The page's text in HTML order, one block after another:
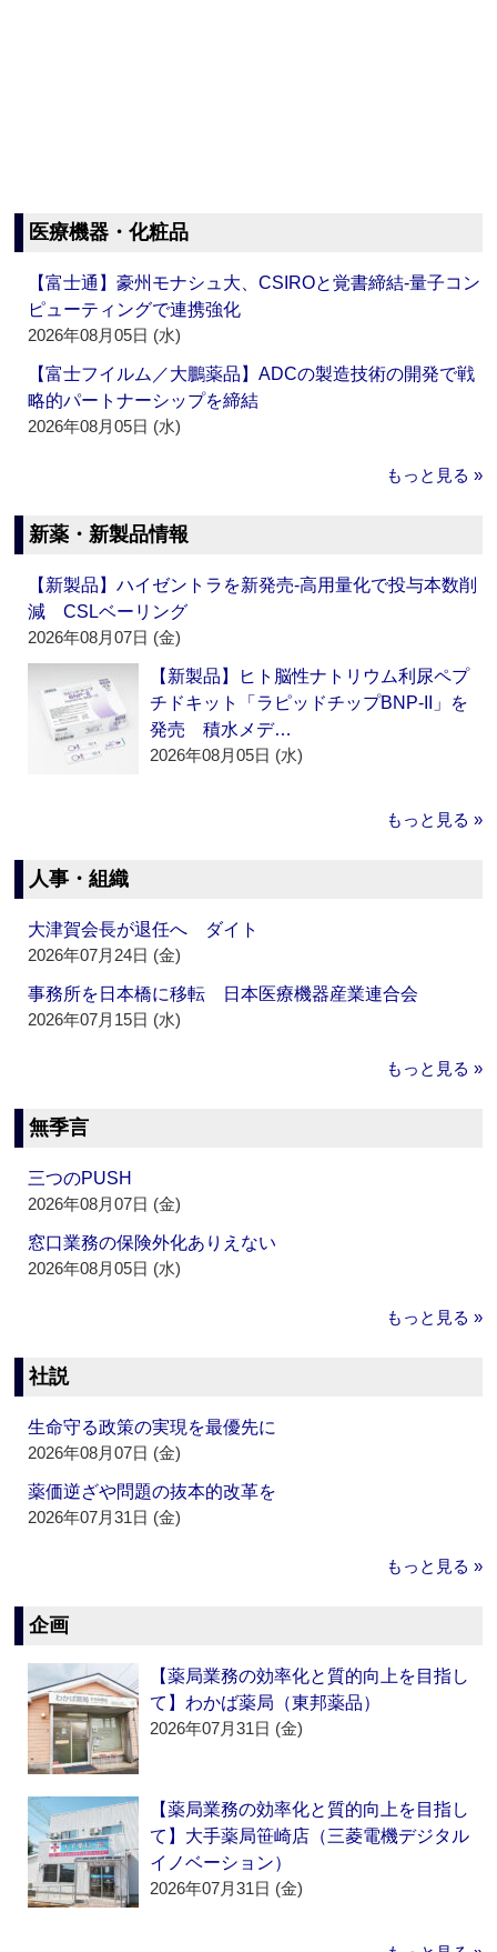
医療機器・化粧品
【富士通】豪州モナシュ大、CSIROと覚書締結‐量子コン
ピューティングで連携強化
2026年08月05日 (水)
【富士フイルム／大鵬薬品】ADCの製造技術の開発で戦
略的パートナーシップを締結
2026年08月05日 (水)
もっと見る »
新薬・新製品情報
【新製品】ハイゼントラを新発売‐高用量化で投与本数削
減 CSLベーリング
2026年08月07日 (金)
【新製品】ヒト脳性ナトリウム利尿ペプ
チドキット「ラピッドチップBNP-II」を
発売 積水メデ…
2026年08月05日 (水)
もっと見る »
人事・組織
大津賀会長が退任へ ダイト
2026年07月24日 (金)
事務所を日本橋に移転 日本医療機器産業連合会
2026年07月15日 (水)
もっと見る »
無季言
三つのPUSH
2026年08月07日 (金)
窓口業務の保険外化ありえない
2026年08月05日 (水)
もっと見る »
社説
生命守る政策の実現を最優先に
2026年08月07日 (金)
薬価逆ざや問題の抜本的改革を
2026年07月31日 (金)
もっと見る »
企画
【薬局業務の効率化と質的向上を目指し
て】わかば薬局（東邦薬品）
2026年07月31日 (金)
【薬局業務の効率化と質的向上を目指し
て】大手薬局笹崎店（三菱電機デジタル
イノベーション）
2026年07月31日 (金)